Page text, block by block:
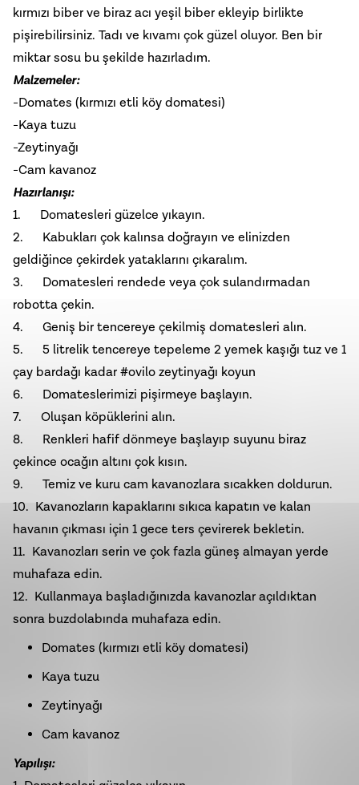
kırmızı biber ve biraz acı yeşil biber ekleyip birlikte
pişirebilirsiniz. Tadı ve kıvamı çok güzel oluyor. Ben bir
miktar sosu bu şekilde hazırladım.
Malzemeler:
-Domates (kırmızı etli köy domatesi)
-Kaya tuzu
-Zeytinyağı
-Cam kavanoz
Hazırlanışı:
1. Domatesleri güzelce yıkayın.
2. Kabukları çok kalınsa doğrayın ve elinizden
geldiğince çekirdek yataklarını çıkaralım.
3. Domatesleri rendede veya çok sulandırmadan
robotta çekin.
4. Geniş bir tencereye çekilmiş domatesleri alın.
5. 5 litrelik tencereye tepeleme 2 yemek kaşığı tuz ve 1
çay bardağı kadar #ovilo zeytinyağı koyun
6. Domateslerimizi pişirmeye başlayın.
7. Oluşan köpüklerini alın.
8. Renkleri hafif dönmeye başlayıp suyunu biraz
çekince ocağın altını çok kısın.
9. Temiz ve kuru cam kavanozlara sıcakken doldurun.
10. Kavanozların kapaklarını sıkıca kapatın ve kalan
havanın çıkması için 1 gece ters çevirerek bekletin.
11. Kavanozları serin ve çok fazla güneş almayan yerde
muhafaza edin.
12. Kullanmaya başladığınızda kavanozlar açıldıktan
sonra buzdolabında muhafaza edin.
Domates (kırmızı etli köy domatesi)
Kaya tuzu
Zeytinyağı
Cam kavanoz
Yapılışı: